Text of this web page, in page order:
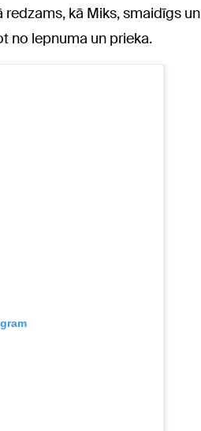
kā Miks, smaidīgs
no lepnuma un prieka.